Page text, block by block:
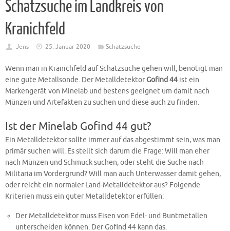
Schatzsuche im Landkreis von
Kranichfeld
Jens 25. Januar 2020 Schatzsuche
Wenn man in Kranichfeld auf Schatzsuche gehen will, benötigt man
eine gute Metallsonde. Der MetalldetektorGofind 44 ist ein
Markengerät von Minelab und bestens geeignet um damit nach
Münzen und Artefakten zu suchen und diese auch zu finden.
Ist der Minelab Gofind 44 gut?
Ein Metalldetektor sollte immer auf das abgestimmt sein, was man
primär suchen will. Es stellt sich darum die Frage: Will man eher
nach Münzen und Schmuck suchen, oder steht die Suche nach
Militaria im Vordergrund? Will man auch Unterwasser damit gehen,
oder reicht ein normaler Land-Metalldetektor aus? Folgende
Kriterien muss ein guter Metalldetektor erfüllen:
Der Metalldetektor muss Eisen von Edel- und Buntmetallen
unterscheiden können. Der Gofind 44 kann das.